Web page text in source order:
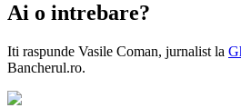
Ai o intrebare?
Iti raspunde Vasile Coman, jurnalist la
Bancherul.ro.